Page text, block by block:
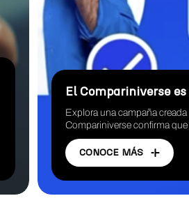
El Compariniverse
Explora una campaña
Compariniverse confirma
CONOCE MÁS